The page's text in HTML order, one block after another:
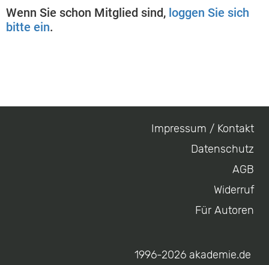
Wenn Sie schon Mitglied sind, loggen Sie sich
bitte ein.
Impressum / Kontakt
Datenschutz
AGB
Widerruf
Für Autoren
1996-2026 akademie.de